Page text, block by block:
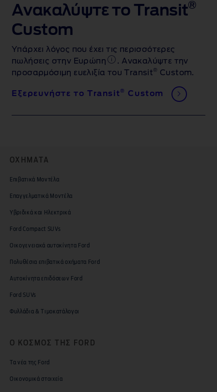
Ανακαλύψτε το Transit®
Custom
Υπάρχει λόγος που έχει τις περισσότερες
πωλήσεις στην Ευρώπη
. Ανακαλύψτε την
προσαρμόσιμη ευελιξία του Transit® Custom.
Εξερευνήστε το Transit® Custom
ΟΧΗΜΑΤΑ
Επιβατικά Μοντέλα
Επαγγελματικά Μοντέλα
Υβριδικά και Ηλεκτρικά
Ford Compact SUVs
Οικογενειακά αυτοκίνητα Ford
Πολυθέσια επιβατικά οχήματα Ford
Αυτοκίνητα επιδόσεων Ford
Ford SUVs
Φυλλάδια & Τιμοκατάλογοι
Ο ΚΟΣΜΟΣ ΤΗΣ FORD
Τα νέα της Ford
Οικονομικά στοιχεία